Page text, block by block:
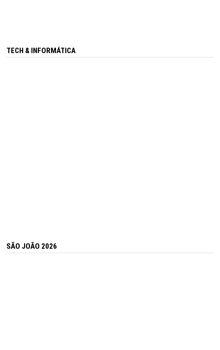
TECH & INFORMÁTICA
SÃO JOÃO 2026